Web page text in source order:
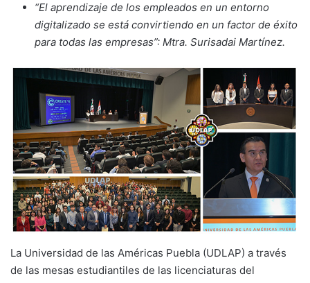
“El aprendizaje de los empleados en un entorno
digitalizado se está convirtiendo en un factor de éxito
para todas las empresas”: Mtra. Surisadai Martínez.
La Universidad de las Américas Puebla (UDLAP) a través
de las mesas estudiantiles de las licenciaturas del